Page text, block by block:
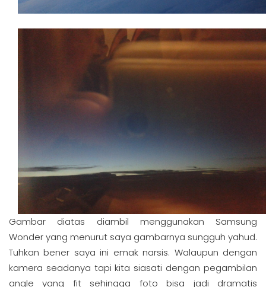
Gambar diatas diambil menggunakan Samsung
Wonder yang menurut saya gambarnya sungguh yahud.
Tuhkan bener saya ini emak narsis. Walaupun dengan
kamera seadanya tapi kita siasati dengan pegambilan
angle yang fit sehingga foto bisa jadi dramatis